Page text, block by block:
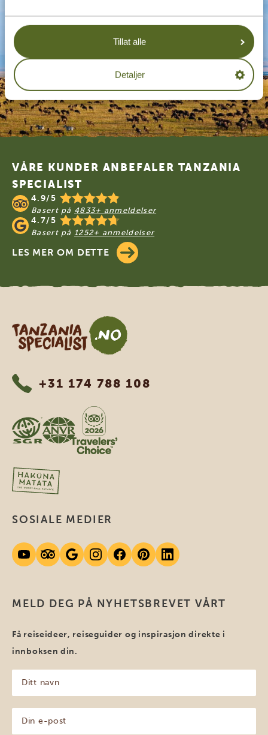
Tillat alle
Detaljer
Footer
VÅRE KUNDER ANBEFALER TANZANIA
SPECIALIST
4.9/5
Basert på 4833+ anmeldelser
4.7/5
Basert på 1252+ anmeldelser
LES MER OM DETTE
Tanzania Specialist
+31 174 788 108
MELD DEG PÅ NYHETSBREVET VÅRT
Få reiseideer, reiseguider og inspirasjon direkte i
innboksen din.
navn
(Påkrevd)
SOSIALE MEDIER